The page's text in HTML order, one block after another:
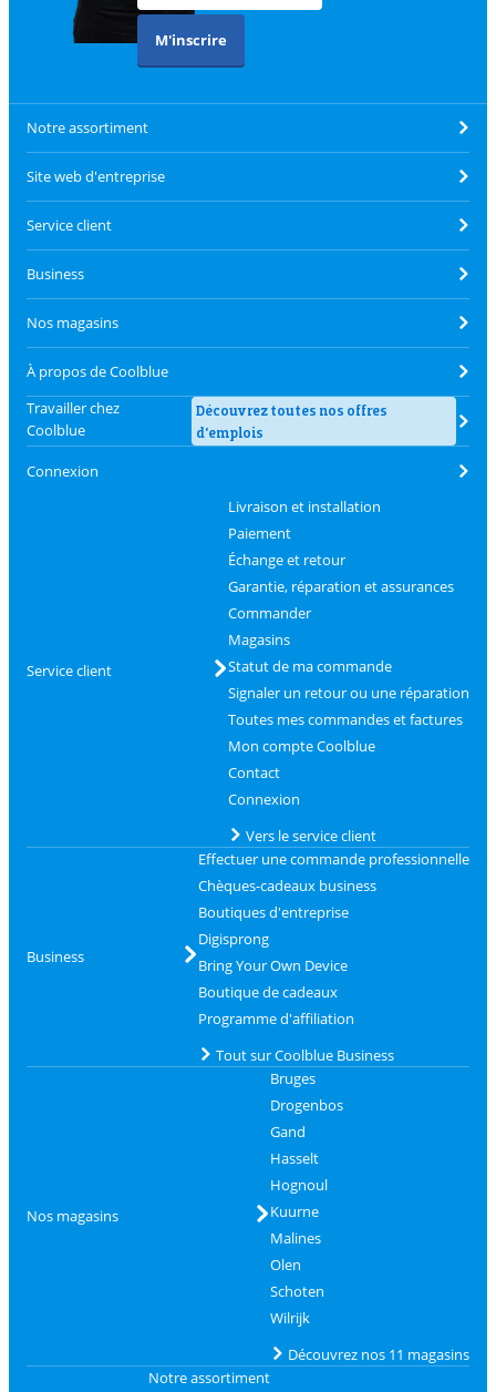
M'inscrire
Notre assortiment
Site web d'entreprise
Service client
Business
Nos magasins
À propos de Coolblue
Travailler chez
Coolblue
Découvrez toutes nos offres
d'emplois
Connexion
Service client
Livraison et installation
Paiement
Échange et retour
Garantie, réparation et assurances
Commander
Magasins
Statut de ma commande
Signaler un retour ou une réparation
Toutes mes commandes et factures
Mon compte Coolblue
Contact
Connexion
Vers le service client
Business
Effectuer une commande professionnelle
Chèques-cadeaux business
Boutiques d'entreprise
Digisprong
Bring Your Own Device
Boutique de cadeaux
Programme d'affiliation
Tout sur Coolblue Business
Nos magasins
Bruges
Drogenbos
Gand
Hasselt
Hognoul
Kuurne
Malines
Olen
Schoten
Wilrijk
Découvrez nos 11 magasins
Notre assortiment